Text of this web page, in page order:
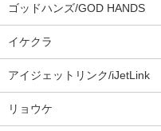
ゴッドハンズ/GOD HANDS
イケクラ
アイジェットリンク/iJetLink
リョウケ